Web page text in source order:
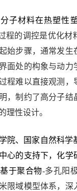
子材料在热塑性
程的调控是优化材
始步骤，通常发生
面处的构象与动力
程难以直接观测，
，制约了高分子结
理性设计。
院、国家自然科学
心的支持下，化学
于聚合物-多孔阳
限域模型体系，深